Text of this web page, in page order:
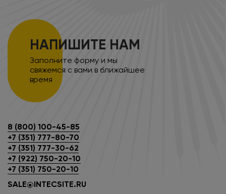
НАПИШИТЕ НАМ
Заполните форму и мы
свяжемся с вами в ближайшее
время
8 (800) 100-45-85
+7 (351) 777-80-70
+7 (351) 777-30-62
+7 (922) 750-20-10
+7 (351) 750-20-10
SALE@INTECSITE.RU